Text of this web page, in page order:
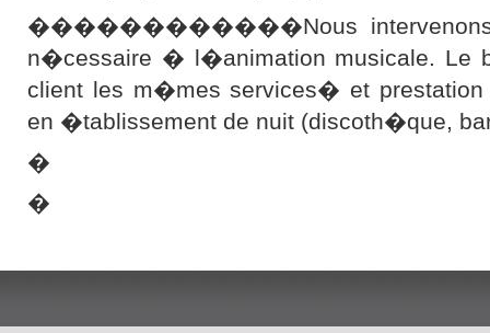
������������Nous intervenons
n�cessaire � l�animation musicale. Le
client les m�mes services� et
en �tablissement de nuit (discoth�que,
�
�